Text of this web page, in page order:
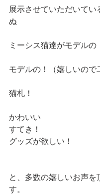
展示させていただいてい
ぬ
ミーシス猫達がモデルの
モデルの！（嬉しいので
猫札！
かわいい
すてき！
グッズが欲しい！
と、多数の嬉しいお声を
す。